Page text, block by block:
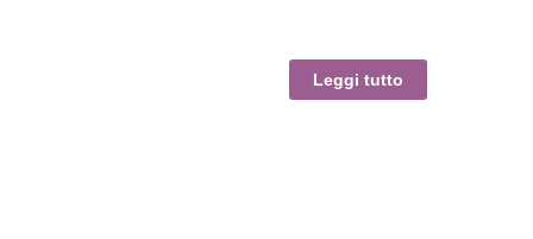
Leggi tutto